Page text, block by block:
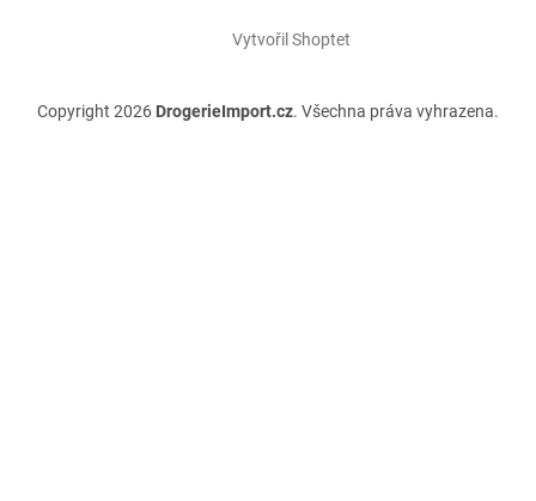
Vytvořil Shoptet
Copyright 2026 DrogerieImport.cz. Všechna práva vyhrazena.